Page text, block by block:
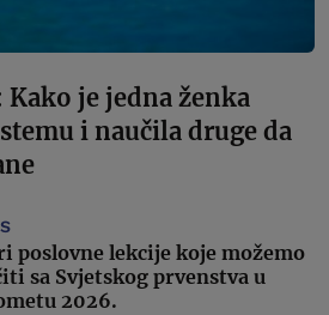
je jedna ženka
i naučila druge da
poslovne lekcije koje možemo
sa Svjetskog prvenstva u
2026.